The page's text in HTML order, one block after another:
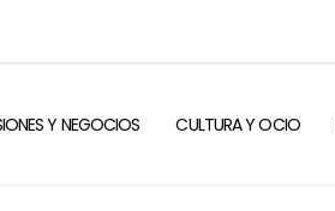
Y NEGOCIOS CULTURA Y OCIO